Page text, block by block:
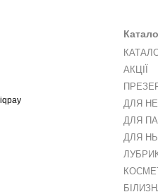
АКЦІЇ
ДЛЯ НЕЇ
ДЛЯ
ДЛЯ